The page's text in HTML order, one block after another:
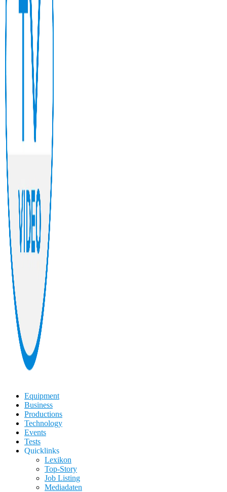
Equipment
Business
Productions
Technology
Events
Tests
Quicklinks
Lexikon
Top-Story
Job Listing
Mediadaten